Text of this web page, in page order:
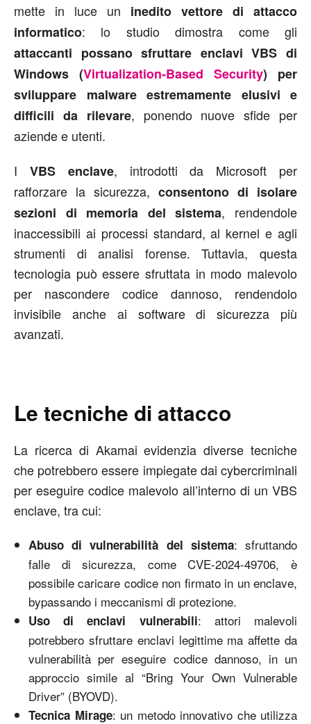
mette in luce un inedito vettore di attacco
informatico: lo studio dimostra come gli
attaccanti possano sfruttare enclavi VBS di
Windows (Virtualization-Based Security) per
sviluppare malware estremamente elusivi e
difficili da rilevare, ponendo nuove sfide per
aziende e utenti.
I VBS enclave, introdotti da Microsoft per
rafforzare la sicurezza, consentono di isolare
sezioni di memoria del sistema, rendendole
inaccessibili ai processi standard, al kernel e agli
strumenti di analisi forense. Tuttavia, questa
tecnologia può essere sfruttata in modo malevolo
per nascondere codice dannoso, rendendolo
invisibile anche ai software di sicurezza più
avanzati.
Le tecniche di attacco
La ricerca di Akamai evidenzia diverse tecniche
che potrebbero essere impiegate dai cybercriminali
per eseguire codice malevolo all’interno di un VBS
enclave, tra cui:
Abuso di vulnerabilità del sistema: sfruttando
falle di sicurezza, come CVE-2024-49706, è
possibile caricare codice non firmato in un enclave,
bypassando i meccanismi di protezione.
Uso di enclavi vulnerabili: attori malevoli
potrebbero sfruttare enclavi legittime ma affette da
vulnerabilità per eseguire codice dannoso, in un
approccio simile al “Bring Your Own Vulnerable
Driver” (BYOVD).
Tecnica Mirage: un metodo innovativo che utilizza